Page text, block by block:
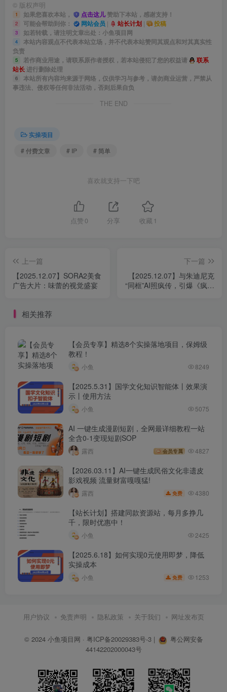
© 版权声明
1 如果您喜欢本站， 点击这儿赞助下本站，感谢支持！
2 可能会帮助到你： 网站会员 | 站长计划 | 投稿
3 如若转载，请注明文章出处：小鱼项目网
4
本站内容观点不代表本站立场，并不代表本站赞同其观点和对其真实性
负责
5 若作商业用途，请联系原作者授权，若本站侵犯了您的权益请
联系
站长进行删除处理
6
本站所有内容均来源于网络，仅供学习与参考，请勿商业运营，严禁从
事违法、侵权等任何非法活动，否则后果自负
THE END
实操项目
# 付费文章
# IP # 简单
喜欢就支持一下吧
点赞 0 分享 收藏 1
上一篇
【2025.12.07】SORA2美食
广告大片：味蕾的视觉盛宴
下一篇
【2025.12.07】与朱迪尼克
“同框”AI照疯传，引爆《疯狂
相关推荐
【会员专享】精选8个实操落地项目，保姆级
教程！
小鱼 8249
【2025.5.31】国学文化知识智能体丨效果演
示丨使用方法
小鱼 5075
AI 一键生成漫剧短剧，全网最详细教程一站
全含0-1变现短剧SOP
露西 会员专属 4827
【2026.03.11】AI一键生成民俗文化非遗皮
影戏视频 流量财富嘎嘎猛!
露西 免费 4380
【站长计划】搭建同款资源站，每月多挣几
千，限时优惠中！
小鱼 2425
【2025.6.18】如何实现0元使用即梦，降低
实操成本
小鱼 免费 1253
用户协议 免责声明 隐私政策 关于我们 网址发布页
© 2024 小鱼项目网 · 粤ICP备20029383号-3|
粤公网安备
44142202000043号